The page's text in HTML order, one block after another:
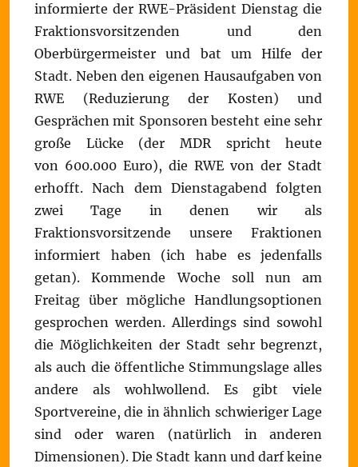
informierte der RWE-Präsident Dienstag die
Fraktionsvorsitzenden und den
Oberbürgermeister und bat um Hilfe der
Stadt. Neben den eigenen Hausaufgaben von
RWE (Reduzierung der Kosten) und
Gesprächen mit Sponsoren besteht eine sehr
große Lücke (der MDR spricht heute
von 600.000 Euro), die RWE von der Stadt
erhofft. Nach dem Dienstagabend folgten
zwei Tage in denen wir als
Fraktionsvorsitzende unsere Fraktionen
informiert haben (ich habe es jedenfalls
getan). Kommende Woche soll nun am
Freitag über mögliche Handlungsoptionen
gesprochen werden. Allerdings sind sowohl
die Möglichkeiten der Stadt sehr begrenzt,
als auch die öffentliche Stimmungslage alles
andere als wohlwollend. Es gibt viele
Sportvereine, die in ähnlich schwieriger Lage
sind oder waren (natürlich in anderen
Dimensionen). Die Stadt kann und darf keine